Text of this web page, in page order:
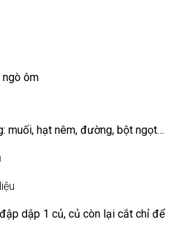
ngò ôm
muối, hạt nêm, đường, bột ngọt…
dập 1 củ, củ còn lại cắt chỉ để